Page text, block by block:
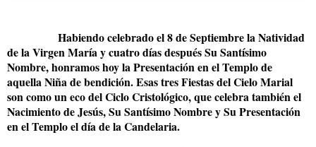
Habiendo celebrado el 8 de Septiembre la Natividad
de la Virgen María y cuatro días después Su Santísimo
Nombre, honramos hoy la Presentación en el Templo de
aquella Niña de bendición. Esas tres Fiestas del Cielo Marial
son como un eco del Ciclo Cristológico, que celebra también el
Nacimiento de Jesús, Su Santísimo Nombre y Su Presentación
en el Templo el día de la Candelaria.